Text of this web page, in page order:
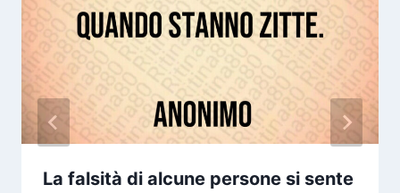
La falsità di alcune persone si sente